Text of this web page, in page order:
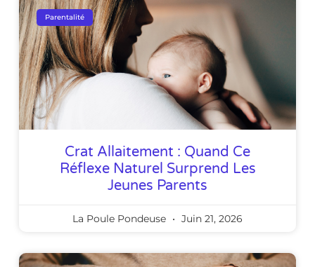
Parentalité
Crat Allaitement : Quand Ce
Réflexe Naturel Surprend Les
Jeunes Parents
La Poule Pondeuse Juin 21, 2026